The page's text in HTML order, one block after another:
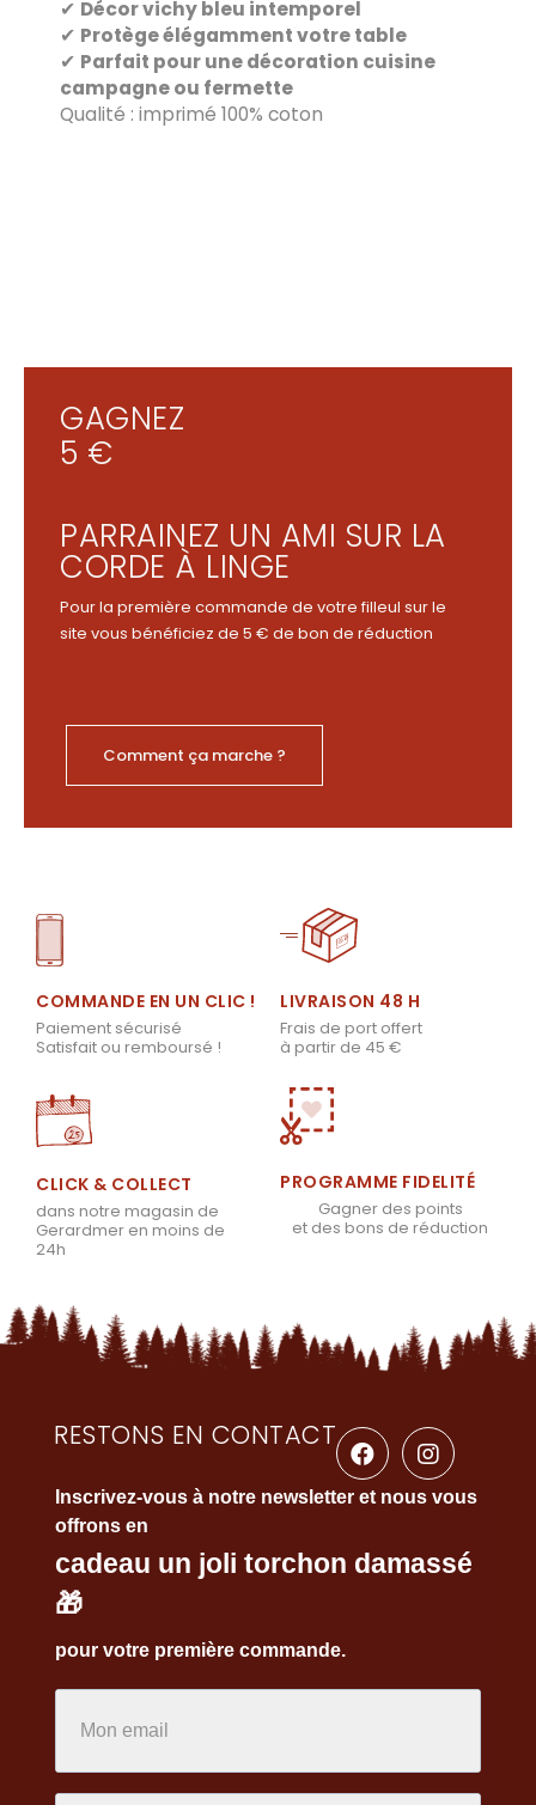
✔ Décor vichy bleu intemporel
✔ Protège élégamment votre table
✔ Parfait pour une décoration cuisine
campagne ou fermette
Qualité : imprimé 100% coton
GAGNEZ
5 €
PARRAINEZ UN AMI SUR LA
CORDE À LINGE
Pour la première commande de votre filleul sur le
site vous bénéficiez de 5 € de bon de réduction
Comment ça marche ?
COMMANDE EN UN CLIC !
Paiement sécurisé
Satisfait ou remboursé !
LIVRAISON 48 H
Frais de port offert
à partir de 45 €
CLICK & COLLECT
dans notre magasin de
Gerardmer en moins de
24h
PROGRAMME FIDELITÉ
Gagner des points
et des bons de réduction
RESTONS EN CONTACT
Inscrivez-vous à notre newsletter et nous vous
offrons en
cadeau un joli torchon damassé
🎁
pour votre première commande.